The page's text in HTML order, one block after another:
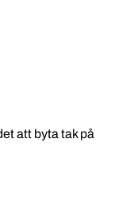
att byta tak på